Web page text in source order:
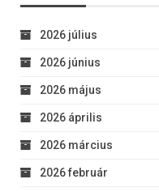
2026 július
2026 június
2026 május
2026 április
2026 március
2026 február